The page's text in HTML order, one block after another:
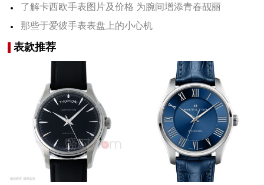
了解卡西欧手表图片及价格 为腕间增添青春靓丽
那些于爱彼手表表盘上的小心机
表款推荐